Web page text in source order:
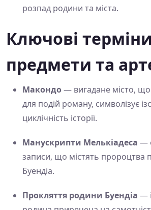
розпад родини та міста.
Ключові
предмети та
Макондо— вигадане місто,
для подій роману, символізує
циклічність історії.
Манускрипти Мелькіадеса —
записи, що містять пророцтва
Буендіа.
Прокляття родини Буендіа —